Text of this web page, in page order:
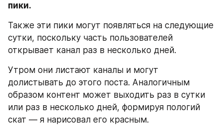
пики.
Также эти пики могут появляться на следующие
сутки, поскольку часть пользователей
открывает канал раз в несколько дней.
Утром они листают каналы и могут
долистывать до этого поста. Аналогичным
образом контент может выходить раз в сутки
или раз в несколько дней, формируя пологий
скат — я нарисовал его красным.